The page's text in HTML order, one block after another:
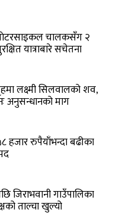
चालकसँग २
यात्राबारे सचेतना
लक्ष्मी सिलवालको शव,
अनुसन्धानको माग
हजार रुपैयाँभन्दा बढीका
जिराभवानी गाउँपालिका
ताल्चा खुल्यो